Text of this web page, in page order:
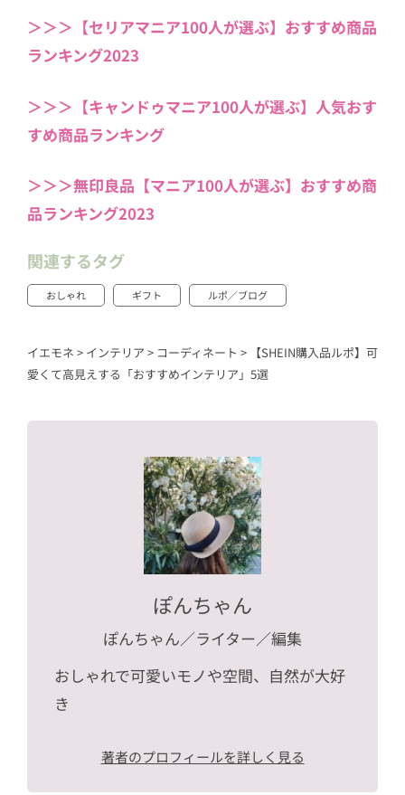
＞＞＞【セリアマニア100人が選ぶ】おすすめ商品
ランキング2023
＞＞＞【キャンドゥマニア100人が選ぶ】人気おす
すめ商品ランキング
＞＞＞無印良品【マニア100人が選ぶ】おすすめ商
品ランキング2023
関連するタグ
おしゃれ ギフト ルポ／ブログ
イエモネ > インテリア > コーディネート > 【SHEIN購入品ルポ】可
愛くて高見えする「おすすめインテリア」5選
ぽんちゃん
ぽんちゃん／ライター／編集
おしゃれで可愛いモノや空間、自然が大好
き
著者のプロフィールを詳しく見る